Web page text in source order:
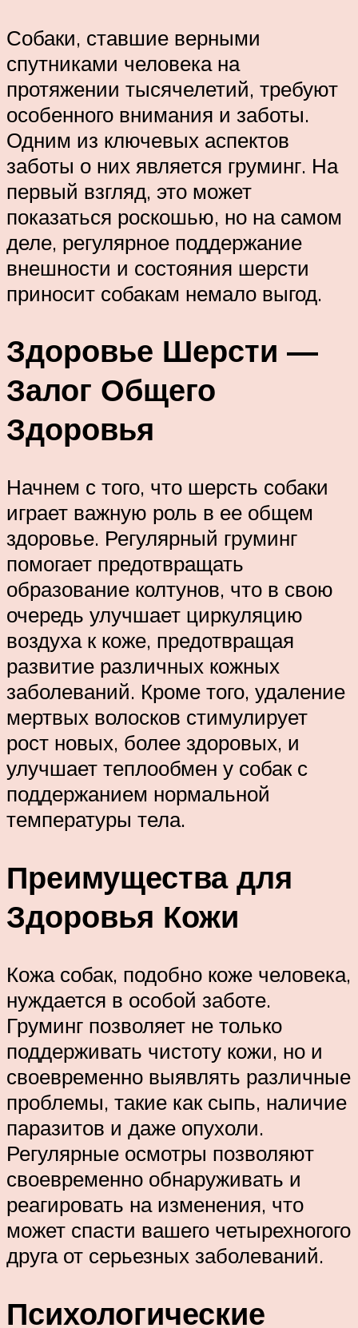
Собаки, ставшие верными
спутниками человека на
протяжении тысячелетий, требуют
особенного внимания и заботы.
Одним из ключевых аспектов
заботы о них является груминг. На
первый взгляд, это может
показаться роскошью, но на самом
деле, регулярное поддержание
внешности и состояния шерсти
приносит собакам немало выгод.
Здоровье Шерсти —
Залог Общего
Здоровья
Начнем с того, что шерсть собаки
играет важную роль в ее общем
здоровье. Регулярный груминг
помогает предотвращать
образование колтунов, что в свою
очередь улучшает циркуляцию
воздуха к коже, предотвращая
развитие различных кожных
заболеваний. Кроме того, удаление
мертвых волосков стимулирует
рост новых, более здоровых, и
улучшает теплообмен у собак с
поддержанием нормальной
температуры тела.
Преимущества для
Здоровья Кожи
Кожа собак, подобно коже человека,
нуждается в особой заботе.
Груминг позволяет не только
поддерживать чистоту кожи, но и
своевременно выявлять различные
проблемы, такие как сыпь, наличие
паразитов и даже опухоли.
Регулярные осмотры позволяют
своевременно обнаруживать и
реагировать на изменения, что
может спасти вашего четырехногого
друга от серьезных заболеваний.
Психологические